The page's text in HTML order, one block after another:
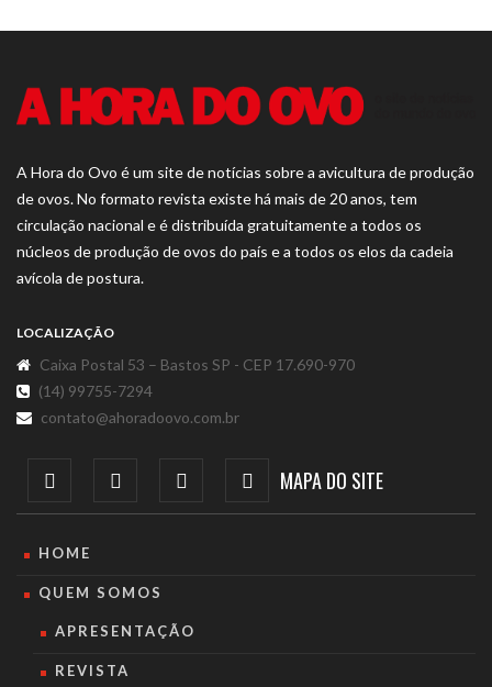
A Hora do Ovo é um site de notícias sobre a avicultura de produção
de ovos. No formato revista existe há mais de 20 anos, tem
circulação nacional e é distribuída gratuitamente a todos os
núcleos de produção de ovos do país e a todos os elos da cadeia
avícola de postura.
LOCALIZAÇÃO
Caixa Postal 53 – Bastos SP - CEP 17.690-970
(14) 99755-7294
contato@ahoradoovo.com.br
MAPA DO SITE
HOME
QUEM SOMOS
APRESENTAÇÃO
REVISTA